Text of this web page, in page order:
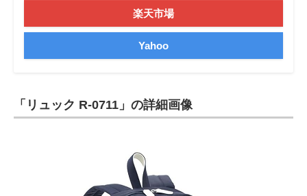
楽天市場
Yahoo
「リュック R-0711」の詳細画像